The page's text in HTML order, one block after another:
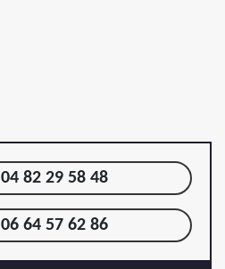
04 82 29 58 48
06 64 57 62 86